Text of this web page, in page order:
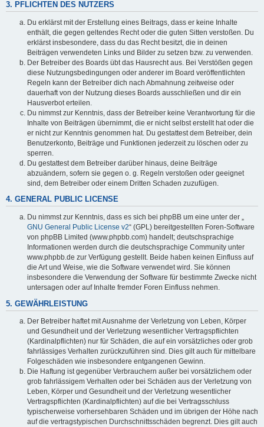
3. PFLICHTEN DES NUTZERS
Du erklärst mit der Erstellung eines Beitrags, dass er keine Inhalte
enthält, die gegen geltendes Recht oder die guten Sitten verstoßen. Du
erklärst insbesondere, dass du das Recht besitzt, die in deinen
Beiträgen verwendeten Links und Bilder zu setzen bzw. zu verwenden.
Der Betreiber des Boards übt das Hausrecht aus. Bei Verstößen gegen
diese Nutzungsbedingungen oder anderer im Board veröffentlichten
Regeln kann der Betreiber dich nach Abmahnung zeitweise oder
dauerhaft von der Nutzung dieses Boards ausschließen und dir ein
Hausverbot erteilen.
Du nimmst zur Kenntnis, dass der Betreiber keine Verantwortung für die
Inhalte von Beiträgen übernimmt, die er nicht selbst erstellt hat oder die
er nicht zur Kenntnis genommen hat. Du gestattest dem Betreiber, dein
Benutzerkonto, Beiträge und Funktionen jederzeit zu löschen oder zu
sperren.
Du gestattest dem Betreiber darüber hinaus, deine Beiträge
abzuändern, sofern sie gegen o. g. Regeln verstoßen oder geeignet
sind, dem Betreiber oder einem Dritten Schaden zuzufügen.
4. GENERAL PUBLIC LICENSE
Du nimmst zur Kenntnis, dass es sich bei phpBB um eine unter der „
GNU General Public License v2“ (GPL) bereitgestellten Foren-Software
von phpBB Limited (www.phpbb.com) handelt; deutschsprachige
Informationen werden durch die deutschsprachige Community unter
www.phpbb.de zur Verfügung gestellt. Beide haben keinen Einfluss auf
die Art und Weise, wie die Software verwendet wird. Sie können
insbesondere die Verwendung der Software für bestimmte Zwecke nicht
untersagen oder auf Inhalte fremder Foren Einfluss nehmen.
5. GEWÄHRLEISTUNG
Der Betreiber haftet mit Ausnahme der Verletzung von Leben, Körper
und Gesundheit und der Verletzung wesentlicher Vertragspflichten
(Kardinalpflichten) nur für Schäden, die auf ein vorsätzliches oder grob
fahrlässiges Verhalten zurückzuführen sind. Dies gilt auch für mittelbare
Folgeschäden wie insbesondere entgangenen Gewinn.
Die Haftung ist gegenüber Verbrauchern außer bei vorsätzlichem oder
grob fahrlässigem Verhalten oder bei Schäden aus der Verletzung von
Leben, Körper und Gesundheit und der Verletzung wesentlicher
Vertragspflichten (Kardinalpflichten) auf die bei Vertragsschluss
typischerweise vorhersehbaren Schäden und im übrigen der Höhe nach
auf die vertragstypischen Durchschnittsschäden begrenzt. Dies gilt auch